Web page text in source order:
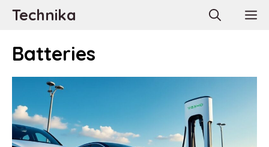
AllerTechnika
Batteries